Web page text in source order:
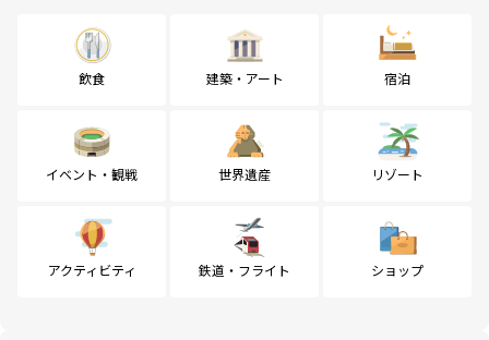
飲食 建築・アート 宿泊
イベント・観戦 世界遺産 リゾート
アクティビティ 鉄道・フライト ショップ